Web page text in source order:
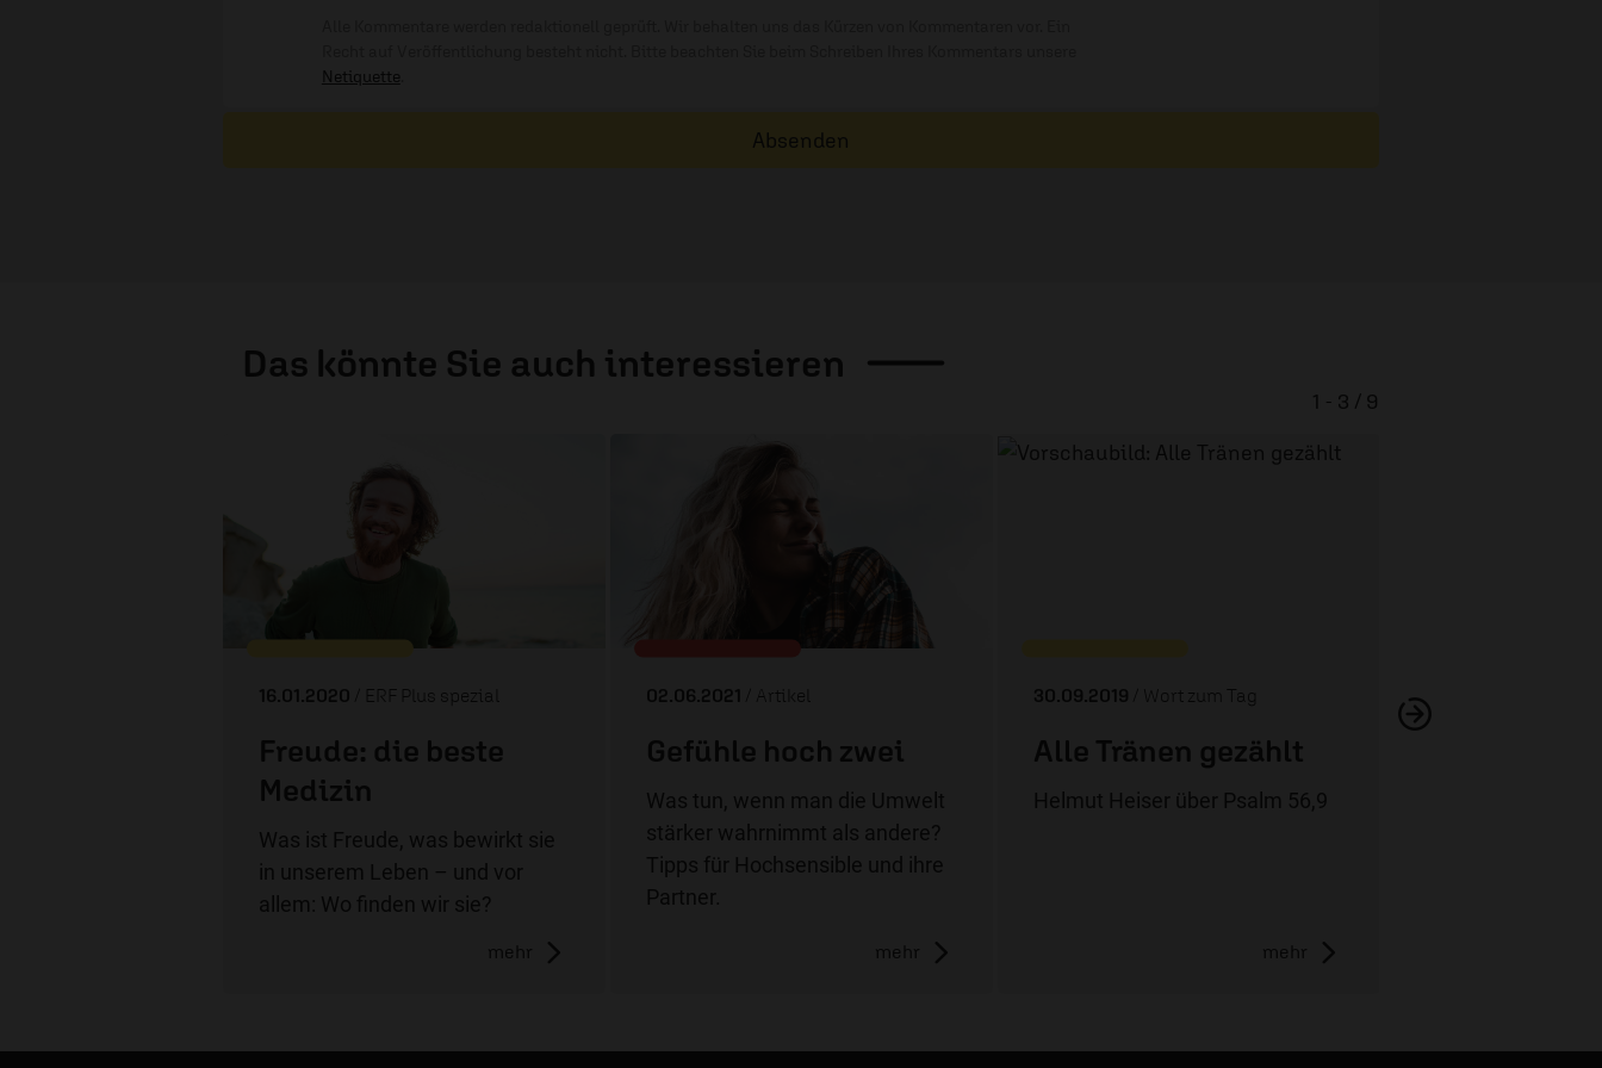
Netiquette
Absenden
Das könnte Sie auch interessieren
16.01.2020 / ERF Plus spezial
Freude: die beste
Medizin
Was ist Freude, was bewirkt sie
in unserem Leben – und vor
allem: Wo finden wir sie?
mehr
02.06.2021 / Artikel
Gefühle hoch zwei
Was tun, wenn man die Umwelt
stärker wahrnimmt als andere?
Tipps für Hochsensible und ihre
Partner.
mehr
30.09.2019 / Wort zum Tag
Alle Tränen gezählt
Helmut Heiser über Psalm 56,9
mehr
1 - 3 / 9